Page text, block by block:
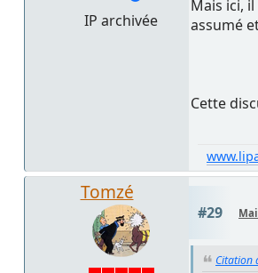
IP archivée
Mais ici,
assumé
Cette
Tomzé
#29
Citation